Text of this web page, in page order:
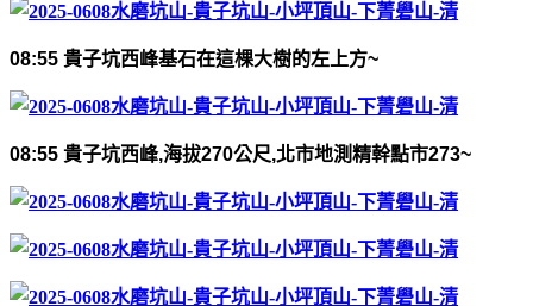
08:55 貴子坑西峰基石在這棵大樹的左上方~
08:55 貴子坑西峰,海拔270公尺,北市地測精幹點市273~